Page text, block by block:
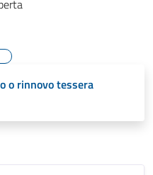
o rinnovo tessera